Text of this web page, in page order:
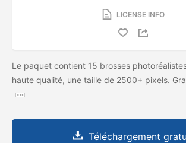
LICENSE INFO
Le paquet contient 15 brosses
haute qualité, une taille de 2500+ pixels.
Téléchargement